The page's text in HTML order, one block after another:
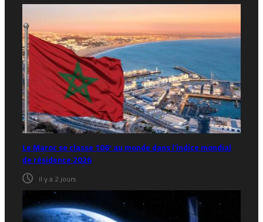
Le Maroc se classe 106ᵉ au monde dans l’indice mondial
de résidence 2026
il y a 2 jours